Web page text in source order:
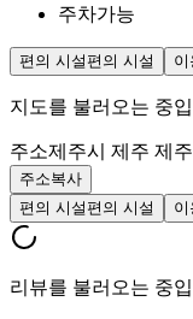
주차가능
편의 시설 편의 시설 이
지도를 불러오는 중
주소제주시 제주 제
주소복사
편의 시설 편의 시설 이
리뷰를 불러오는 중